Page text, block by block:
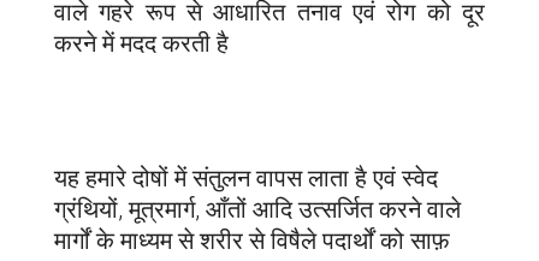
वाले गहरे रूप से आधारित तनाव एवं रोग को दूर
करने में मदद करती है
यह हमारे दोषों में संतुलन वापस लाता है एवं स्वेद
ग्रंथियों, मूत्रमार्ग, आँतों आदि उत्सर्जित करने वाले
मार्गों के माध्यम से शरीर से विषैले पदार्थों को साफ़